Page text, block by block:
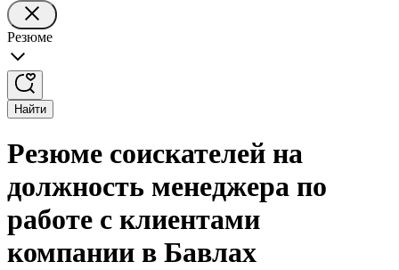
Резюме
Найти
Резюме соискателей на
должность менеджера по
работе с клиентами
компании в Бавлах